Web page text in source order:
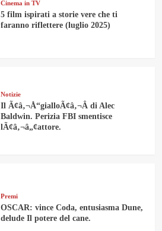
Cinema in TV
5 film ispirati a storie vere che ti
faranno riflettere (luglio 2025)
Notizie
Il Ã¢â‚¬Å“gialloÃ¢â‚¬Â di Alec
Baldwin. Perizia FBI smentisce
lÃ¢â‚¬â„¢attore.
Premi
OSCAR: vince Coda, entusiasma Dune,
delude Il potere del cane.